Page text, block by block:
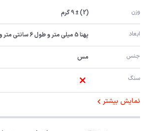
وزن (2) ± 9 گرم
ابعاد پهنا 5 میلی متر و طول 6 سانتی متر و عرض 4.5 سانتی متر
جنس مس
سنگ
نمایش بیشتر